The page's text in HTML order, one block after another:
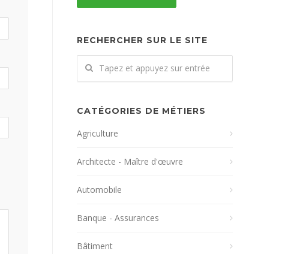
RECHERCHER SUR LE SITE
CATÉGORIES DE MÉTIERS
Agriculture
Architecte - Maître d'œuvre
Automobile
Banque - Assurances
Bâtiment